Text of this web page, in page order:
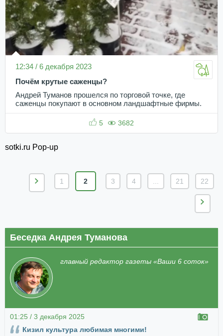
12:34 / 6 декабря 2023
Почём крутые саженцы?
Андрей Туманов прошелся по торговой точке, где
саженцы покупают в основном ландшафтные фирмы.
5 3682
sotki.ru Pop-up
1 2 3 4 21 22
Беседка Андрея Туманова
главный редактор газеты «Ваши 6 соток»
01:25 / 3 декабря 2025
Кизил культура любимая многими!